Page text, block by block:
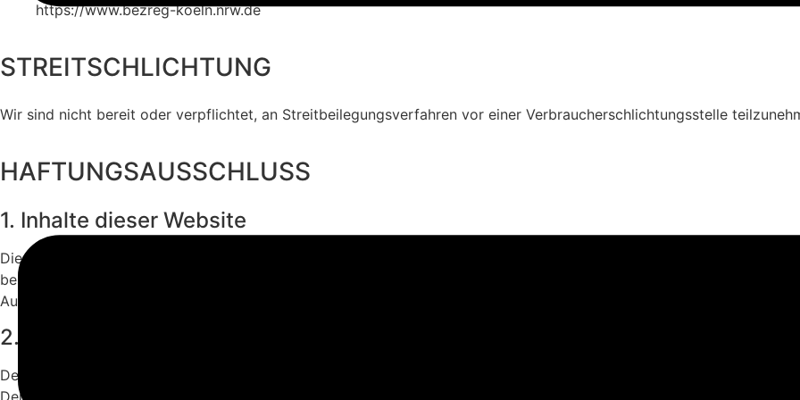
https://www.bezreg-koeln.nrw.de
STREITSCHLICHTUNG
Wir sind nicht bereit oder verpflichtet, an Streitbeilegungsverfahren vor einer Verbraucherschlichtungsstelle
HAFTUNGSAUSSCHLUSS
1. Inhalte dieser Website
Die Inhalte dieser Website werden mit größtmöglicher Sorgfalt erstellt. Der Anbieter übernimmt jedoch keine Gewähr
bereitgestellten Inhalte. Die Nutzung der abrufbaren Inhalte erfolgt auf eigene Gefahr des Nutzers. Namentlich
Autors und nicht immer die Meinung des Anbieters wieder.
2. Verfügbarkeit der Website
Der Anbieter wird sich bemühen, den Dienst möglichst unterbrechungsfrei zum Abruf anzubieten. Auch bei aller
Der Anbieter behält sich das Recht vor, sein Angebot jederzeit zu ändern oder einzustellen.